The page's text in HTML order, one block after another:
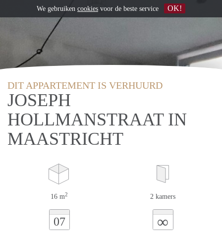
DIT APPARTEMENT IS VERHUURD
JOSEPH
HOLLMANSTRAAT IN
MAASTRICHT
16 m2 2 kamers
07 ∞
We gebruiken cookies voor de beste service OK!